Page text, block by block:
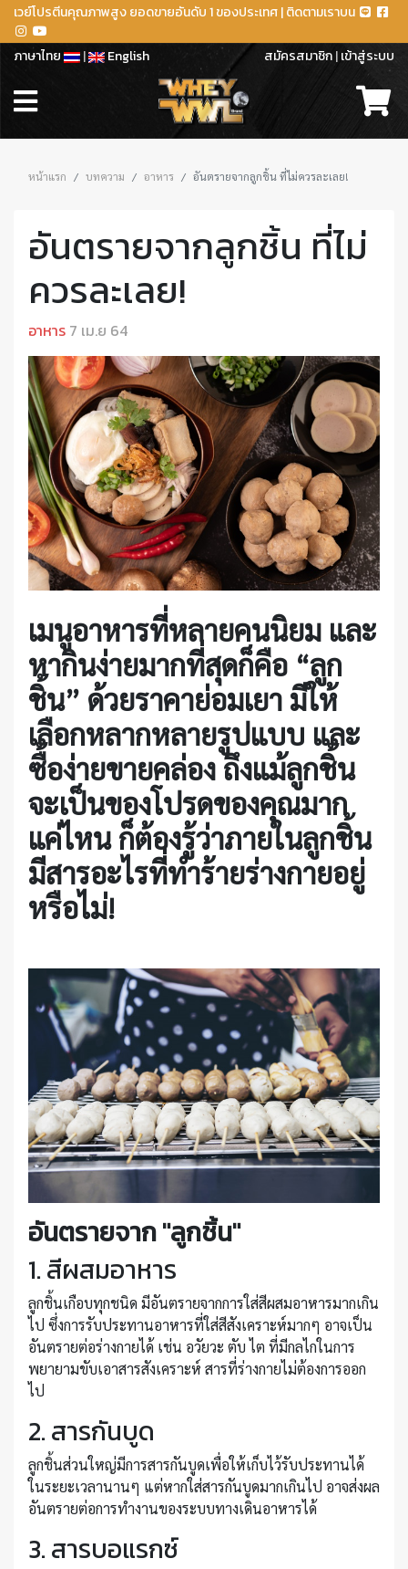
เวย์โปรตีนคุณภาพสูง ยอดขายอันดับ 1 ของประเทศ | ติดตามเราบน
ภาษาไทย | English สมัครสมาชิก|เข้าสู่ระบบ
หน้าแรก บทความ อาหาร อันตรายจากลูกชิ้น ที่ไม่ควรละเลย!
อันตรายจากลูกชิ้น ที่ไม่
ควรละเลย!
อาหาร 7 เม.ย 64
เมนูอาหารที่หลายคนนิยม และ
หากินง่ายมากที่สุดก็คือ “ลูก
ชิ้น” ด้วยราคาย่อมเยา มีให้
เลือกหลากหลายรูปแบบ และ
ซื้อง่ายขายคล่อง ถึงแม้ลูกชิ้น
จะเป็นของโปรดของคุณมาก
แค่ไหน ก็ต้องรู้ว่าภายในลูกชิ้น
มีสารอะไรที่ทำร้ายร่างกายอยู่
หรือไม่!
อันตรายจาก "ลูกชิ้น"
1. สีผสมอาหาร
ลูกชิ้นเกือบทุกชนิด มีอันตรายจากการใส่สีผสมอาหารมากเกิน
ไป ซึ่งการรับประทานอาหารที่ใส่สีสังเคราะห์มากๆ อาจเป็น
อันตรายต่อร่างกายได้ เช่น อวัยวะ ตับ ไต ที่มีกลไกในการ
พยายามขับเอาสารสังเคราะห์ สารที่ร่างกายไม่ต้องการออก
ไป
2. สารกันบูด
ลูกชิ้นส่วนใหญ่มีการสารกันบูดเพื่อให้เก็บไว้รับประทานได้
ในระยะเวลานานๆ แต่หากใส่สารกันบูดมากเกินไป อาจส่งผล
อันตรายต่อการทำงานของระบบทางเดินอาหารได้
3. สารบอแรกซ์